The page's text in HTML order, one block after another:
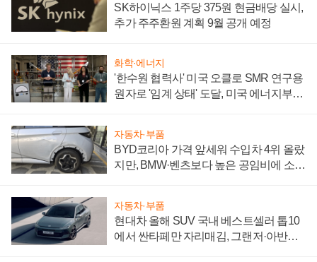
SK하이닉스 1주당 375원 현금배당 실시,
추가 주주환원 계획 9월 공개 예정
화학·에너지
'한수원 협력사' 미국 오클로 SMR 연구용
원자로 '임계 상태' 도달, 미국 에너지부
자동차·부품
BYD코리아 가격 앞세워 수입차 4위 올랐
지만, BMW·벤츠보다 높은 공임비에 소비
자동차·부품
현대차 올해 SUV 국내 베스트셀러 톱10
에서 싼타페만 자리매김, 그랜저·아반떼